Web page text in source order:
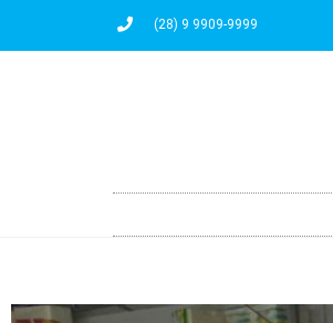
(28) 9 9909-9999